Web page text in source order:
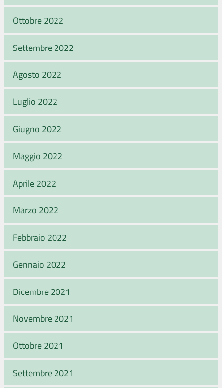
Ottobre 2022
Settembre 2022
Agosto 2022
Luglio 2022
Giugno 2022
Maggio 2022
Aprile 2022
Marzo 2022
Febbraio 2022
Gennaio 2022
Dicembre 2021
Novembre 2021
Ottobre 2021
Settembre 2021